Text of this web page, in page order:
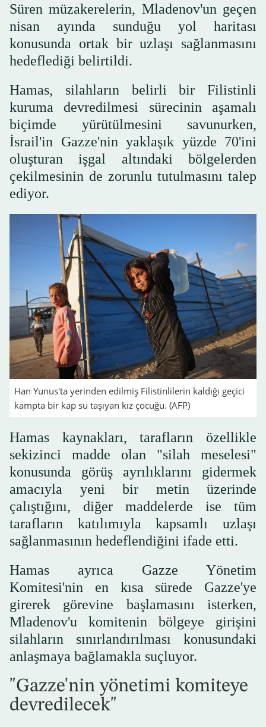
Süren müzakerelerin, Mladenov'un geçen
nisan ayında sunduğu yol haritası
konusunda ortak bir uzlaşı sağlanmasını
hedeflediği belirtildi.
Hamas, silahların belirli bir Filistinli
kuruma devredilmesi sürecinin aşamalı
biçimde yürütülmesini savunurken,
İsrail'in Gazze'nin yaklaşık yüzde 70'ini
oluşturan işgal altındaki bölgelerden
çekilmesinin de zorunlu tutulmasını talep
ediyor.
Han Yunus'ta yerinden edilmiş Filistinlilerin kaldığı geçici
kampta bir kap su taşıyan kız çocuğu. (AFP)
Hamas kaynakları, tarafların özellikle
sekizinci madde olan "silah meselesi"
konusunda görüş ayrılıklarını gidermek
amacıyla yeni bir metin üzerinde
çalıştığını, diğer maddelerde ise tüm
tarafların katılımıyla kapsamlı uzlaşı
sağlanmasının hedeflendiğini ifade etti.
Hamas ayrıca Gazze Yönetim
Komitesi'nin en kısa sürede Gazze'ye
girerek görevine başlamasını isterken,
Mladenov'u komitenin bölgeye girişini
silahların sınırlandırılması konusundaki
anlaşmaya bağlamakla suçluyor.
"Gazze'nin yönetimi komiteye
devredilecek"